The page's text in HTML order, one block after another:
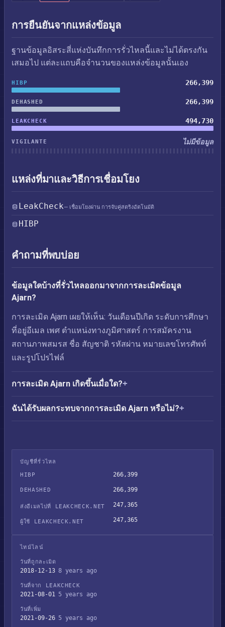
การยืนยันจากแหล่งข้อมูล
ฐานข้อมูลอิสระสี่แห่งบันทึกการรั่วไหลนี้และไม่ได้ตรงกัน
เสมอไป แต่ละแถบคือจำนวนของแหล่งข้อมูลนั้นเอง
HIBP 266,399
DEHASHED 266,399
LEAKCHECK 494,730
VIGILANTE ไม่มีข้อมูล
แหล่งที่มาและวิธีการเชื่อมโยง
LeakCheck— เชื่อมโยงผ่าน การจับคู่สตริงอัตโนมัติ
HIBP
คำถามที่พบบ่อย
ข้อมูลใดบ้างที่รั่วไหลออกมาจากการละเมิดข้อมูล
Ajarn?
การละเมิด Ajarn เผยให้เห็น: วันเดือนปีเกิด ระดับการศึกษา
ที่อยู่อีเมล เพศ ตำแหน่งทางภูมิศาสตร์ การสมัครงาน
สถานภาพสมรส ชื่อ สัญชาติ รหัสผ่าน หมายเลขโทรศัพท์
และรูปโปรไฟล์
การละเมิด Ajarn เกิดขึ้นเมื่อใด?
ฉันได้รับผลกระทบจากการละเมิด Ajarn หรือไม่?
บัญชีที่รั่วไหล
HIBP
266,399
DEHASHED 266,399
ส่งอีเมลไปที่ LEAKCHECK.NET 247,365
ผู้ใช้ LEAKCHECK.NET 247,365
ไทม์ไลน์
วันที่ถูกละเมิด
2018-12-13 8 years ago
วันที่จาก LEAKCHECK
2021-08-01 5 years ago
วันที่เพิ่ม
2021-09-26 5 years ago